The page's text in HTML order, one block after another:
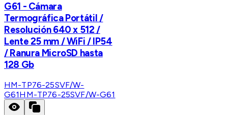
G61 - Cámara
Termográfica Portátil /
Resolución 640 x 512 /
Lente 25 mm / WiFi / IP54
/ Ranura MicroSD hasta
128 Gb
HM-TP76-25SVF/W-
G61HM-TP76-25SVF/W-G61